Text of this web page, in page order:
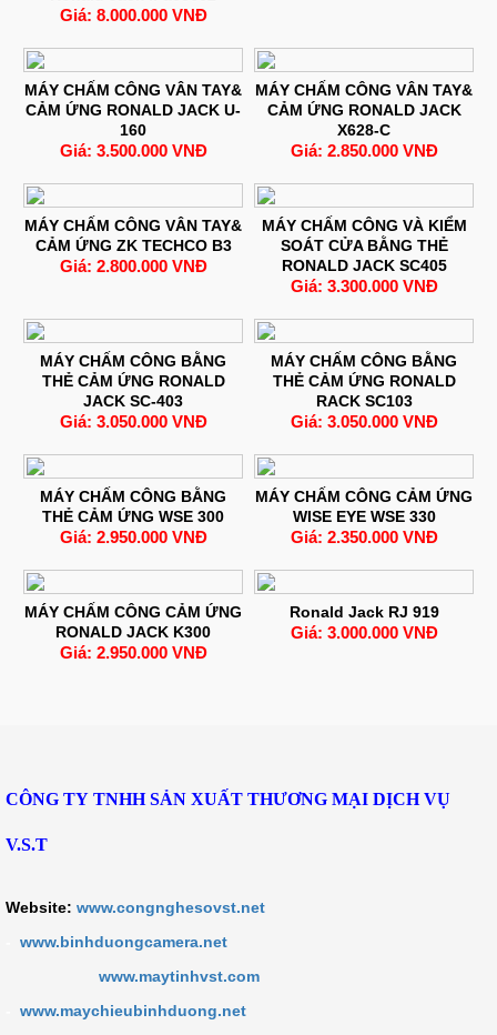
Giá: 8.000.000 VNĐ
MÁY CHẤM CÔNG VÂN TAY&
CẢM ỨNG RONALD JACK U-
160
Giá: 3.500.000 VNĐ
MÁY CHẤM CÔNG VÂN TAY&
CẢM ỨNG RONALD JACK
X628-C
Giá: 2.850.000 VNĐ
MÁY CHẤM CÔNG VÂN TAY&
CẢM ỨNG ZK TECHCO B3
Giá: 2.800.000 VNĐ
MÁY CHẤM CÔNG VÀ KIỂM
SOÁT CỬA BẰNG THẺ
RONALD JACK SC405
Giá: 3.300.000 VNĐ
MÁY CHẤM CÔNG BẰNG
THẺ CẢM ỨNG RONALD
JACK SC-403
Giá: 3.050.000 VNĐ
MÁY CHẤM CÔNG BẰNG
THẺ CẢM ỨNG RONALD
RACK SC103
Giá: 3.050.000 VNĐ
MÁY CHẤM CÔNG BẰNG
THẺ CẢM ỨNG WSE 300
Giá: 2.950.000 VNĐ
MÁY CHẤM CÔNG CẢM ỨNG
WISE EYE WSE 330
Giá: 2.350.000 VNĐ
MÁY CHẤM CÔNG CẢM ỨNG
RONALD JACK K300
Giá: 2.950.000 VNĐ
Ronald Jack RJ 919
Giá: 3.000.000 VNĐ
CÔNG TY TNHH SẢN XUẤT THƯƠNG MẠI DỊCH VỤ
V.S.T
Website: www.congnghesovst.net
www.binhduongcamera.net
www.maytinhvst.com
www.maychieubinhduong.net